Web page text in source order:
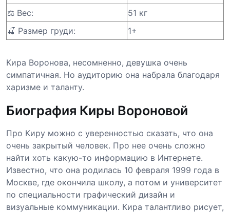
⚖️ Вес:
51 кг
🍒 Размер груди:
1+
Кира Воронова, несомненно, девушка очень
симпатичная. Но аудиторию она набрала благодаря
харизме и таланту.
Биография Киры Вороновой
Про Киру можно с уверенностью сказать, что она
очень закрытый человек. Про нее очень сложно
найти хоть какую-то информацию в Интернете.
Известно, что она родилась 10 февраля 1999 года в
Москве, где окончила школу, а потом и университет
по специальности графический дизайн и
визуальные коммуникации. Кира талантливо рисует,